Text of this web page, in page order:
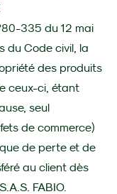
335 du 12 mai
du Code civil, la
des produits
ceux-ci, étant
seul
de commerce)
de perte et de
au client dès
FABIO.